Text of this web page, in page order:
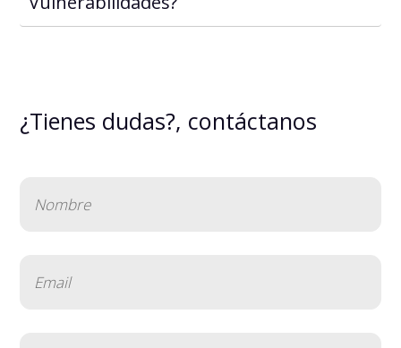
¿Tienes dudas?, contáctanos
(Obligatorio)
(Obligatorio)